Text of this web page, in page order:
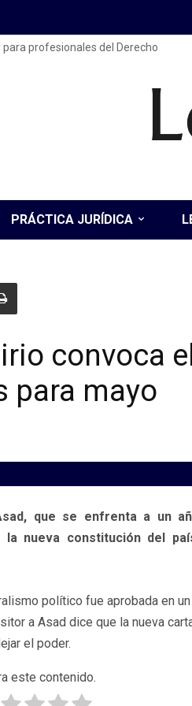
para profesionales del Derecho
PRÁCTICA JURÍDICA
convoca
para mayo
que se enfrenta a un
la nueva constitución del
político fue aprobada en
a Asad dice que la nueva
el poder.
este contenido.